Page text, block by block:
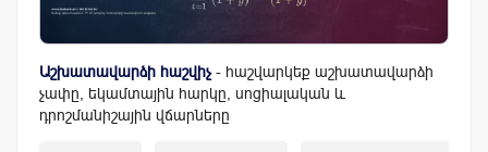
Աշխատավարձի հաշվիչ - հաշվարկեք աշխատավարձի
չափը, եկամտային հարկը, սոցիալական և
դրոշմանիշային վճարները